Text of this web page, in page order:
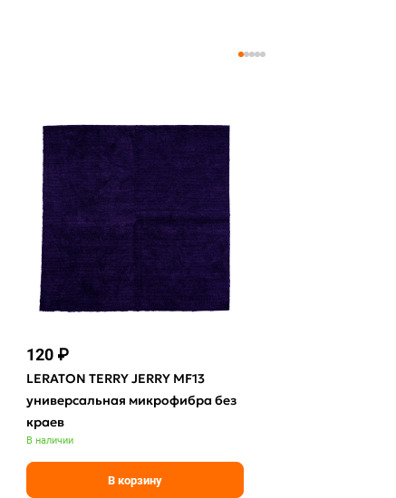
120 ₽
LERATON TERRY JERRY MF13
универсальная микрофибра без
краев
В наличии
В корзину